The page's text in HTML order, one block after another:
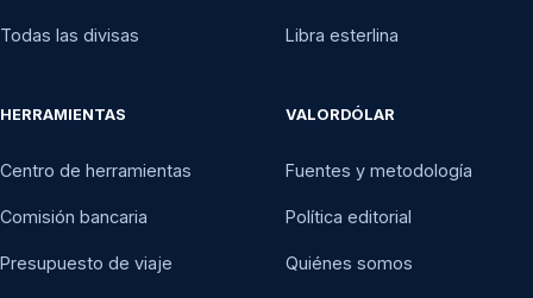
Todas las divisas Libra esterlina
HERRAMIENTAS
Centro de herramientas
Comisión bancaria
Presupuesto de viaje
VALORDÓLAR
Fuentes y metodología
Política editorial
Quiénes somos